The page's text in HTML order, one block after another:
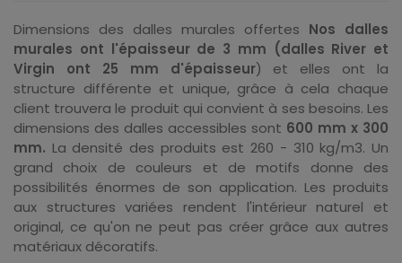
Dimensions des dalles murales offertes Nos dalles
murales ont l'épaisseur de 3 mm (dalles River et
Virgin ont 25 mm d'épaisseur) et elles ont la
structure différente et unique, grâce à cela chaque
client trouvera le produit qui convient à ses besoins. Les
dimensions des dalles accessibles sont 600 mm x 300
mm. La densité des produits est 260 - 310 kg/m3. Un
grand choix de couleurs et de motifs donne des
possibilités énormes de son application. Les produits
aux structures variées rendent l'intérieur naturel et
original, ce qu'on ne peut pas créer grâce aux autres
matériaux décoratifs.